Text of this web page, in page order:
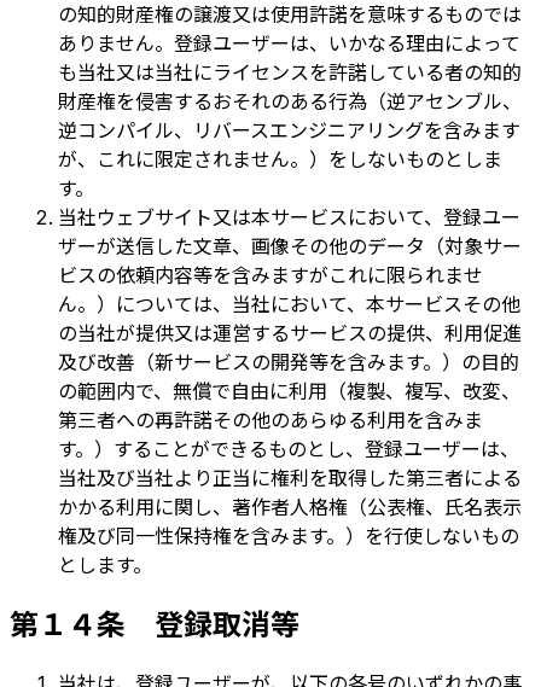
の知的財産権の譲渡又は使用許諾を意味するものでは
ありません。登録ユーザーは、いかなる理由によって
も当社又は当社にライセンスを許諾している者の知的
財産権を侵害するおそれのある行為（逆アセンブル、
逆コンパイル、リバースエンジニアリングを含みます
が、これに限定されません。）をしないものとしま
す。
当社ウェブサイト又は本サービスにおいて、登録ユー
ザーが送信した文章、画像その他のデータ（対象サー
ビスの依頼内容等を含みますがこれに限られませ
ん。）については、当社において、本サービスその他
の当社が提供又は運営するサービスの提供、利用促進
及び改善（新サービスの開発等を含みます。）の目的
の範囲内で、無償で自由に利用（複製、複写、改変、
第三者への再許諾その他のあらゆる利用を含みま
す。）することができるものとし、登録ユーザーは、
当社及び当社より正当に権利を取得した第三者による
かかる利用に関し、著作者人格権（公表権、氏名表示
権及び同一性保持権を含みます。）を行使しないもの
とします。
第１４条 登録取消等